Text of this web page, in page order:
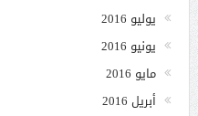
يوليو 2016
يونيو 2016
مايو 2016
أبريل 2016